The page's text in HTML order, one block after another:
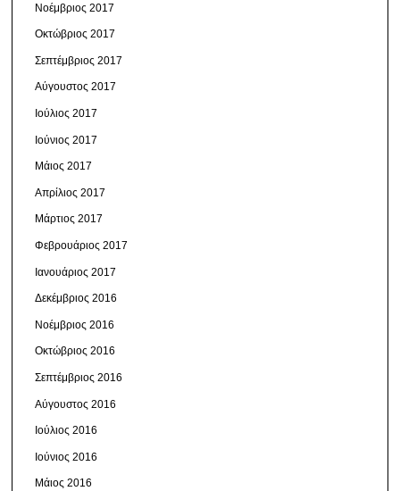
Νοέμβριος 2017
Οκτώβριος 2017
Σεπτέμβριος 2017
Αύγουστος 2017
Ιούλιος 2017
Ιούνιος 2017
Μάιος 2017
Απρίλιος 2017
Μάρτιος 2017
Φεβρουάριος 2017
Ιανουάριος 2017
Δεκέμβριος 2016
Νοέμβριος 2016
Οκτώβριος 2016
Σεπτέμβριος 2016
Αύγουστος 2016
Ιούλιος 2016
Ιούνιος 2016
Μάιος 2016